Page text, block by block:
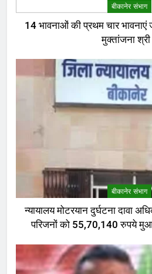
बीकानेर संभाग
14 भावनाओं की प्रथम चार भावनाएं
मुक्तांजना श्री
बीकानेर संभाग
न्यायालय मोटरयान दुर्घटना दावा
परिजनों को 55,70,140 रुपये